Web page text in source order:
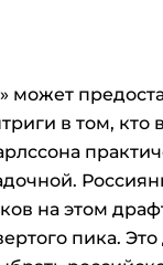
может
в том, кто
на этом
пика. Это